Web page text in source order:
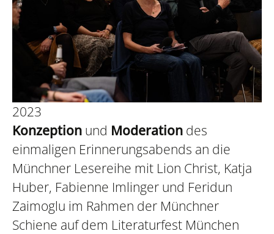
2023
Konzeption und Moderation des
einmaligen Erinnerungsabends an die
Münchner Lesereihe mit Lion Christ, Katja
Huber, Fabienne Imlinger und Feridun
Zaimoglu im Rahmen der Münchner
Schiene auf dem Literaturfest München